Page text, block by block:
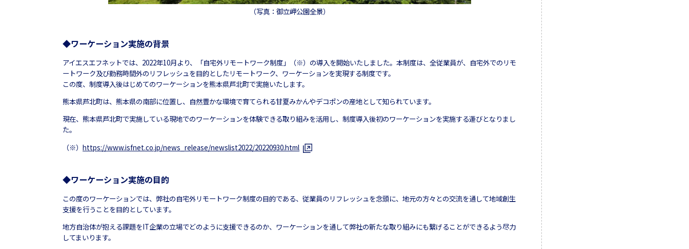
（写真：御立岬公園全景）
◆ワーケーション実施の背景
アイエスエフネットでは、2022年10月より、「自宅外リモートワーク制度」（※）の導入を開始いたしました。本制度は、全従業員が、自宅外でのリモ
ートワーク及び勤務時間外のリフレッシュを目的としたリモートワーク、ワーケーションを実現する制度です。
この度、制度導入後はじめてのワーケーションを熊本県芦北町で実施いたします。
熊本県芦北町は、熊本県の南部に位置し、自然豊かな環境で育てられる甘夏みかんやデコポンの産地として知られています。
現在、熊本県芦北町で実施している現地でのワーケーションを体験できる取り組みを活用し、制度導入後初のワーケーションを実施する運びとなりまし
た。
（※）https://www.isfnet.co.jp/news_release/newslist2022/20220930.html
◆ワーケーション実施の目的
この度のワーケーションでは、弊社の自宅外リモートワーク制度の目的である、従業員のリフレッシュを念頭に、地元の方々との交流を通して地域創生
支援を行うことを目的としています。
地方自治体が抱える課題をIT企業の立場でどのように支援できるのか、ワーケーションを通して弊社の新たな取り組みにも繋げることができるよう尽力
してまいります。